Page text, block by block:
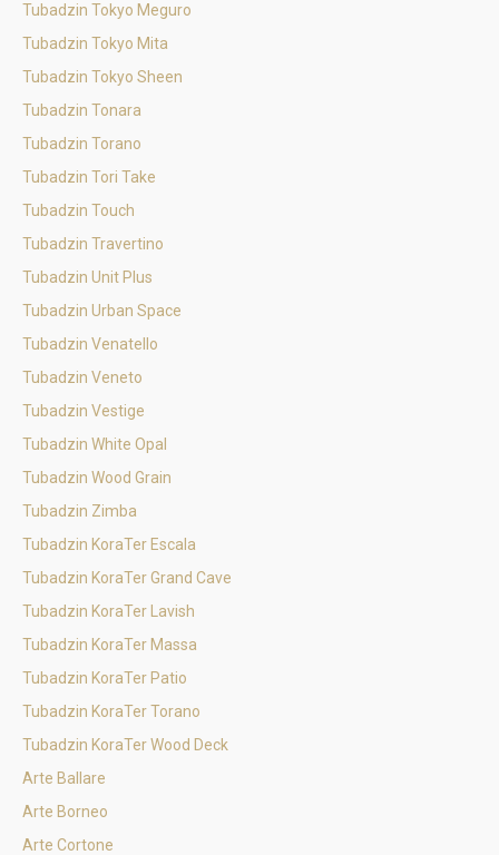
Tubadzin Tokyo Meguro
Tubadzin Tokyo Mita
Tubadzin Tokyo Sheen
Tubadzin Tonara
Tubadzin Torano
Tubadzin Tori Take
Tubadzin Touch
Tubadzin Travertino
Tubadzin Unit Plus
Tubadzin Urban Space
Tubadzin Venatello
Tubadzin Veneto
Tubadzin Vestige
Tubadzin White Opal
Tubadzin Wood Grain
Tubadzin Zimba
Tubadzin KoraTer Escala
Tubadzin KoraTer Grand Cave
Tubadzin KoraTer Lavish
Tubadzin KoraTer Massa
Tubadzin KoraTer Patio
Tubadzin KoraTer Torano
Tubadzin KoraTer Wood Deck
Arte Ballare
Arte Borneo
Arte Cortone